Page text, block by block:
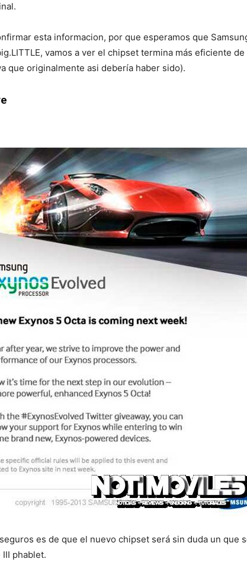
esta informacion, por que esperamos que
vamos a ver el chipset termina más eficiente de
que originalmente asi debería haber sido).
es de que el nuevo chipset será sin duda un que
phablet.